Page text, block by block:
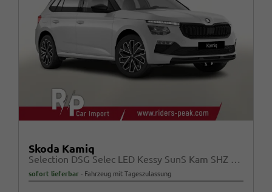
Skoda Kamiq
Selection DSG Selec LED Kessy SunS Kam SHZ Temp PDC
sofort lieferbar Fahrzeug mit Tageszulassung